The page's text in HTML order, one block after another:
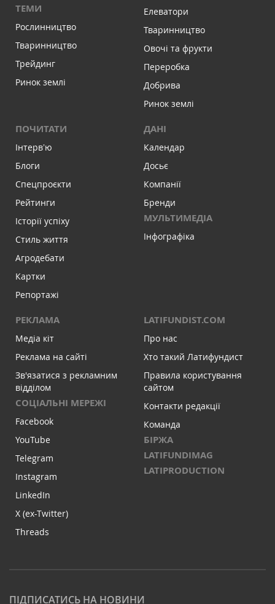
ТЕМИ
Рослинництво
Тваринництво
Трейдинг
Ринок землі
Елеватори
Тваринництво
Овочі та фрукти
Переробка
Добрива
Ринок землі
ПОЧИТАТИ
Інтервʼю
Блоги
Спецпроєкти
Рейтинги
Історії успіху
Стиль життя
Агродебати
Картки
Репортажі
ДАНІ
Календар
Досьє
Компанії
Бренди
МУЛЬТИМЕДІА
Інфографіка
РЕКЛАМА
Медіа кіт
Реклама на сайті
Зв'язатися з рекламним
відділом
СОЦІАЛЬНІ МЕРЕЖІ
Facebook
YouTube
Telegram
Instagram
LinkedIn
X (ex-Twitter)
Threads
LATIFUNDIST.COM
Про нас
Хто такий Латифундист
Правила користування
сайтом
Контакти редакції
Команда
БІРЖА
LATIFUNDIMAG
LATIPRODUCTION
ПІДПИСАТИСЬ НА НОВИНИ